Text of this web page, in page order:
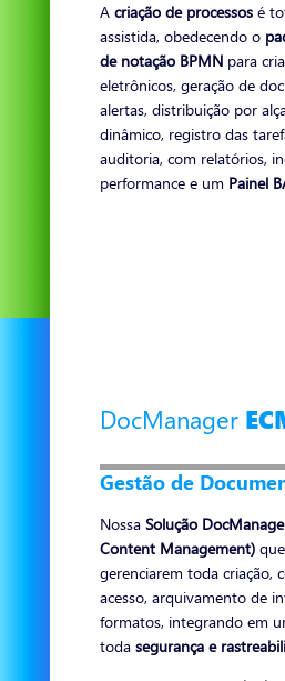
A criação de processosé
assistida, obedecendo o
de notação BPMNpara
eletrônicos, geração de
alertas, distribuição por
dinâmico, registro das
auditoria, com relatórios,
performance e um Painel
DocManager
Gestão de
Nossa Solução
Content Management)que
gerenciarem toda criação,
acesso, arquivamento de
formatos, integrando em
toda segurança e